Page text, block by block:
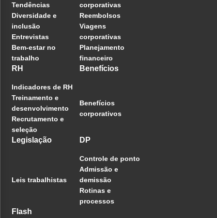
Tendências
Diversidade e
inclusão
Entrevistas
Bem-estar no
trabalho
corporativas
Reembolsos
Viagens
corporativas
Planejamento
financeiro
RH
Indicadores de RH
Treinamento e
desenvolvimento
Recrutamento e
seleção
Benefícios
Benefícios
corporativos
Legislação
Leis trabalhistas
DP
Controle de ponto
Admissão e
demissão
Rotinas e
processos
Flash